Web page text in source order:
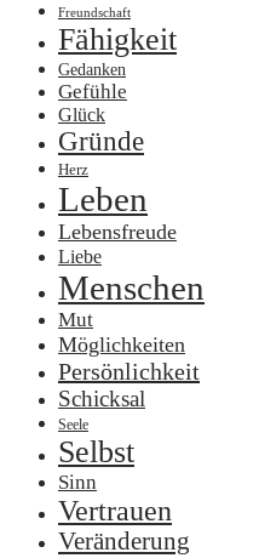
Freundschaft
Fähigkeit
Gedanken
Gefühle
Glück
Gründe
Herz
Leben
Lebensfreude
Liebe
Menschen
Mut
Möglichkeiten
Persönlichkeit
Schicksal
Seele
Selbst
Sinn
Vertrauen
Veränderung